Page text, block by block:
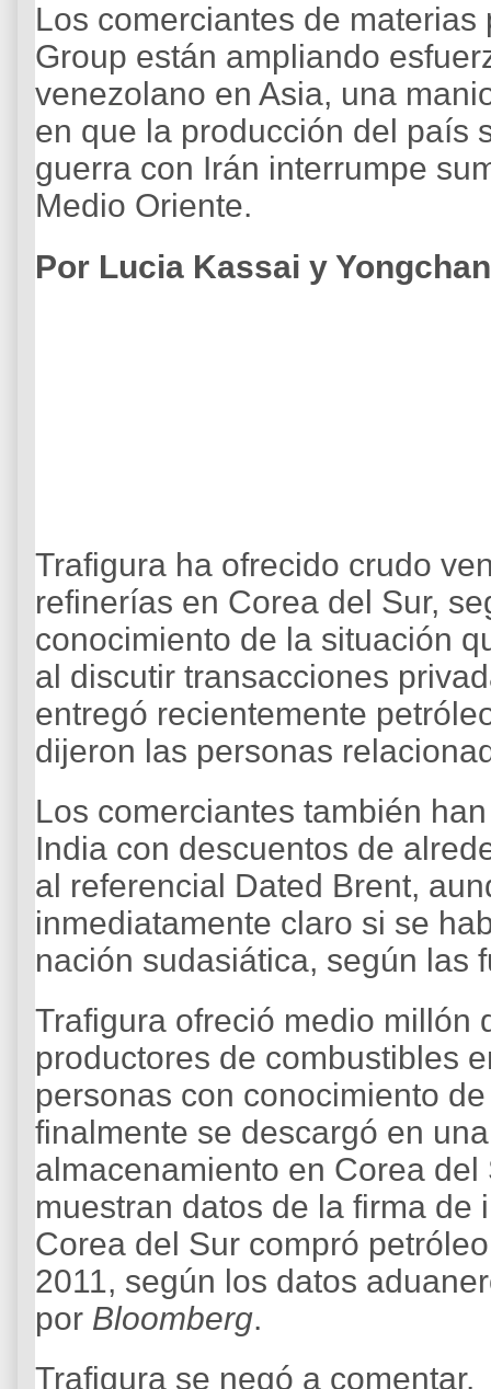
Los comerciantes de
Group están ampliando
venezolano en Asia, una
en que la producción del país
guerra con Irán interrumpe
Medio Oriente.
Por Lucia Kassai y
Trafigura ha ofrecido crudo
refinerías en Corea del Sur,
conocimiento de la situación
al discutir transacciones
entregó recientemente
dijeron las personas
Los comerciantes también
India con descuentos de
al referencial Dated Brent,
inmediatamente claro si se
nación sudasiática, según las
Trafigura ofreció medio millón
productores de combustibles
personas con conocimiento
finalmente se descargó en
almacenamiento en Corea
muestran datos de la firma
Corea del Sur compró
2011, según los datos
por Bloomberg.
Trafigura se negó a comentar.